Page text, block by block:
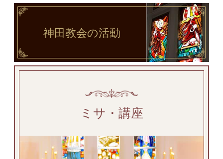
神田教会の活動
ミサ・講座